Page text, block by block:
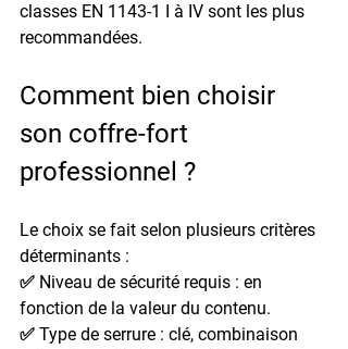
classes EN 1143-1 I à IV sont les plus
recommandées.
Comment bien choisir
son coffre-fort
professionnel ?
Le choix se fait selon plusieurs critères
déterminants :
✅ Niveau de sécurité requis : en
fonction de la valeur du contenu.
✅ Type de serrure : clé, combinaison